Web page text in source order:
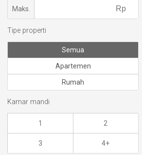
Maks.
Tipe properti
Semua
Apartemen
Rumah
Kamar mandi
1 2
3 4+